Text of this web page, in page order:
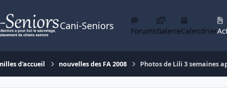
Cani-Seniors ForumsGalerieCalendrier
d'accueil nouvelles des FA 2008 Photos de Lili 3 semaines